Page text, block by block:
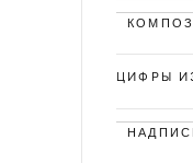
ЦИФРЫ